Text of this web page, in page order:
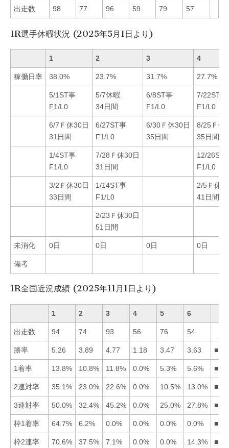
出走数 98 77 96 59 79 57
1R選手休暇状況 (2025年5月1日より)
1 2 3 4
稼働日率 38.0% 23.7% 31.7% 27.7%
5/1ST事
F1/L0
5/7休暇
34日間
6/8ST事
F1/L0
7/22ST事
F1/L0
6/7Ｆ休30日
31日間
6/27ST事
F1/L0
6/30Ｆ休30日
35日間
8/25Ｆ休
35日間
1/4ST事
F1/L0
7/28Ｆ休30日
31日間
12/26ST
F1/L0
3/2Ｆ休30日
33日間
1/14ST事
F1/L0
2/5Ｆ休
41日間
2/23Ｆ休30日
51日間
未消化 0日 0日 0日 0日
備考
1R全国近況成績 (2025年11月1日より)
1 2 3 4 5 6
出走数 94 74 93 56 76 54
勝率 5.26 3.89 4.77 1.18 3.47 3.63
1着率 13.8% 10.8% 11.8% 0.0% 5.3% 5.6%
2連対率 35.1% 23.0% 22.6% 0.0% 10.5% 13.0%
3連対率 50.0% 32.4% 45.2% 0.0% 25.0% 27.8%
枠1着率 64.7% 6.2% 0.0% 0.0% 0.0% 0.0%
枠2連率 70.6% 37.5% 7.1% 0.0% 0.0% 14.3%